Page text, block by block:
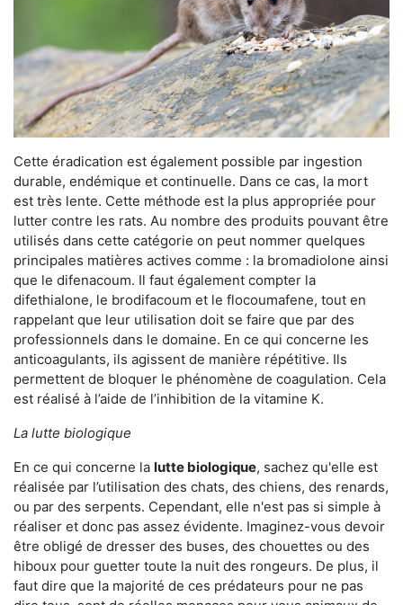
Cette éradication est également possible par ingestion
durable, endémique et continuelle. Dans ce cas, la mort
est très lente. Cette méthode est la plus appropriée pour
lutter contre les rats. Au nombre des produits pouvant être
utilisés dans cette catégorie on peut nommer quelques
principales matières actives comme : la bromadiolone ainsi
que le difenacoum. Il faut également compter la
difethialone, le brodifacoum et le flocoumafene, tout en
rappelant que leur utilisation doit se faire que par des
professionnels dans le domaine. En ce qui concerne les
anticoagulants, ils agissent de manière répétitive. Ils
permettent de bloquer le phénomène de coagulation. Cela
est réalisé à l’aide de l’inhibition de la vitamine K.
La lutte biologique
En ce qui concerne la lutte biologique, sachez qu'elle est
réalisée par l’utilisation des chats, des chiens, des renards,
ou par des serpents. Cependant, elle n'est pas si simple à
réaliser et donc pas assez évidente. Imaginez-vous devoir
être obligé de dresser des buses, des chouettes ou des
hiboux pour guetter toute la nuit des rongeurs. De plus, il
faut dire que la majorité de ces prédateurs pour ne pas